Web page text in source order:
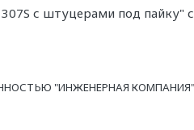
с штуцерами под
"ИНЖЕНЕРНАЯ КОМПАНИЯ"